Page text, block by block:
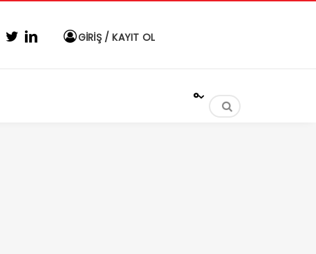
GİRİŞ / KAYIT OL
°